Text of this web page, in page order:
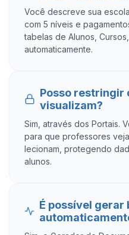
Você descreve sua
com 5 níveis e
tabelas de Alunos,
automaticamente.
Posso restringir
visualizam?
Sim, através dos Portais.
para que professores
lecionam, protegendo
alunos.
É possível